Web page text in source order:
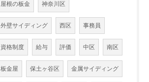
屋根の板金 神奈川区
外壁サイディング 西区 事務員
資格制度 給与 評価 中区 南区
板金屋 保土ヶ谷区 金属サイディング